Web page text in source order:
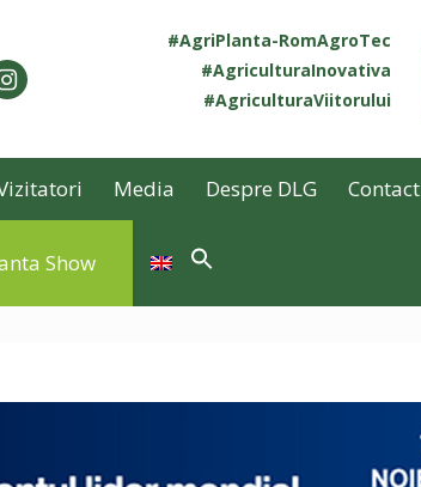
#AgriPlanta-RomAgroTec
#AgriculturaInovativa
#AgriculturaViitorului
Media Despre DLG Contact
Show